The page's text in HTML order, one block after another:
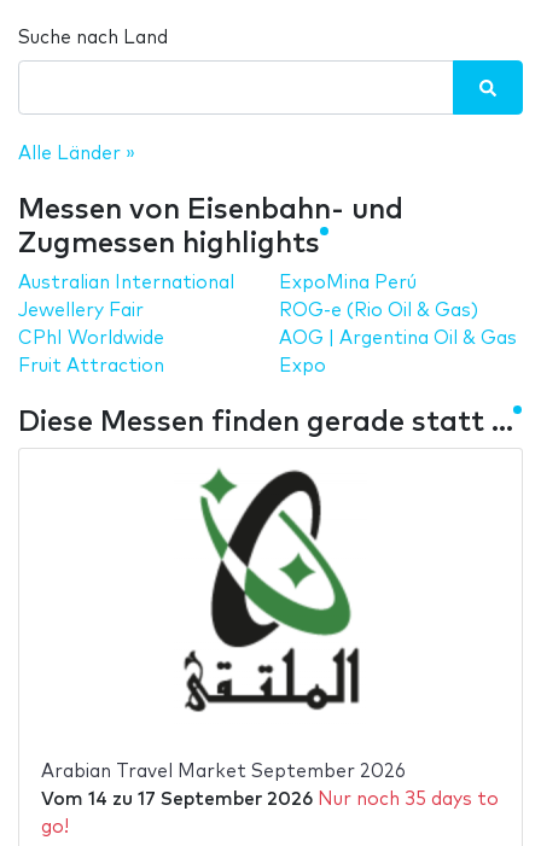
Suche nach Land
Alle Länder »
Messen von Eisenbahn- und
Zugmessen highlights
Australian International
Jewellery Fair
CPhI Worldwide
Fruit Attraction
ExpoMina Perú
ROG-e (Rio Oil & Gas)
AOG | Argentina Oil & Gas
Expo
Diese Messen finden gerade statt ...
Arabian Travel Market September 2026
Vom 14 zu 17 September 2026 Nur noch 35 days to
go!